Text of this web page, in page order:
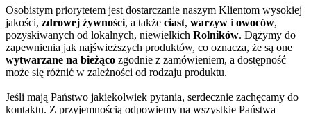
Osobistym priorytetem jest dostarczanie naszym Klientom wysokiej
jakości, zdrowej żywności, a także ciast, warzyw i owoców,
pozyskiwanych od lokalnych, niewielkich Rolników. Dążymy do
zapewnienia jak najświeższych produktów, co oznacza, że są one
wytwarzane na bieżąco zgodnie z zamówieniem, a dostępność
może się różnić w zależności od rodzaju produktu.
Jeśli mają Państwo jakiekolwiek pytania, serdecznie zachęcamy do
kontaktu. Z przyjemnością odpowiemy na wszystkie Państwa